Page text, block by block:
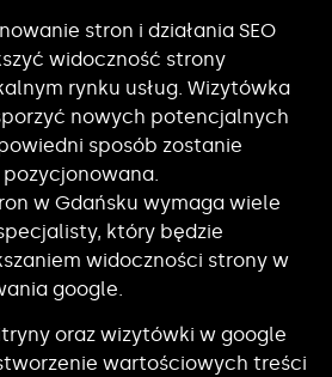
stron i działania SEO
widoczność strony
rynku usług. Wizytówka
nowych potencjalnych
sposób zostanie
w Gdańsku wymaga wiele
który będzie
widoczności strony w
google.
oraz wizytówki w google
wartościowych treści